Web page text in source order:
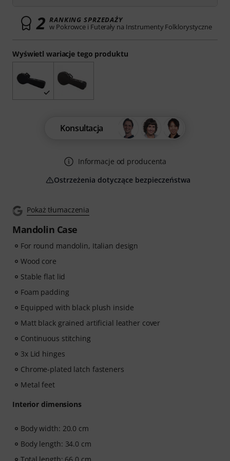
Pokaż tłumaczenia
Mandolin Case
For round mandolin, Italian design
Wood core
Stable flat lid
Foam padding
Equipped with black plush inside
Matt black grained artificial leather cover
Continuous stitching
3x Lid hinges
Chrome-plated latch fasteners
Metal feet
Interior dimensions
Body width: 20.0 cm
Body length: 34.0 cm
Wyświetl wariacje tego produktu
2 RANKING SPRZEDAŻY
w Pokrowce i Futerały na Instrumenty Folklorystyczne
Konsultacja
Informacje od producenta
Ostrzeżenia dotyczące bezpieczeństwa